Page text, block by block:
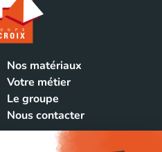
Nos matériaux
Votre métier
Le groupe
Nous contacter